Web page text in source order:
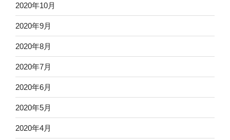
2020年10月
2020年9月
2020年8月
2020年7月
2020年6月
2020年5月
2020年4月